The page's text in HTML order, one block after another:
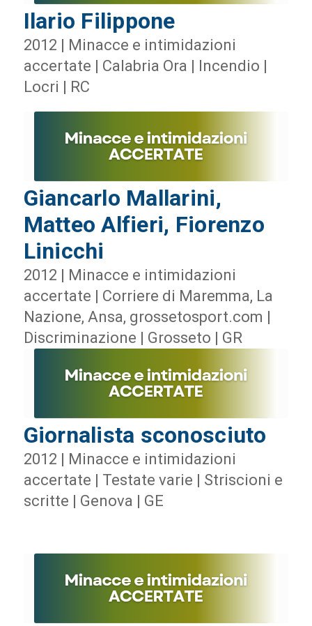
Ilario Filippone
2012 | Minacce e intimidazioni
accertate | Calabria Ora | Incendio |
Locri | RC
Giancarlo Mallarini,
Matteo Alfieri, Fiorenzo
Linicchi
2012 | Minacce e intimidazioni
accertate | Corriere di Maremma, La
Nazione, Ansa, grossetosport.com |
Discriminazione | Grosseto | GR
Giornalista sconosciuto
2012 | Minacce e intimidazioni
accertate | Testate varie | Striscioni e
scritte | Genova | GE